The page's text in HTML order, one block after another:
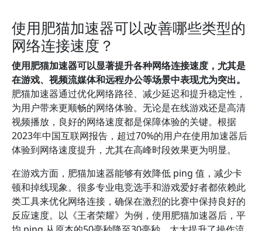
使用肥猫加速器可以改善哪些类型的
网络连接速度？
使用肥猫加速器可以显著提升各种网络连接速度，尤其是
在游戏、视频流媒体和远程办公等场景中表现尤为突出。
肥猫加速器通过优化网络路径、减少延迟和提升稳定性，
为用户带来更顺畅的网络体验。无论是在线游戏还是高清
视频播放，良好的网络速度都是保障体验的关键。根据
2023年中国互联网报告，超过70%的用户在使用加速器后
体验到网络速度提升，尤其在高峰时段效果更为明显。
在游戏方面，肥猫加速器能够有效降低 ping 值，减少卡
顿和掉线现象。很多专业电竞选手和游戏爱好者都依赖此
类工具来优化网络连接，确保在激烈的比赛中保持良好的
反应速度。以《王者荣耀》为例，使用肥猫加速器后，平